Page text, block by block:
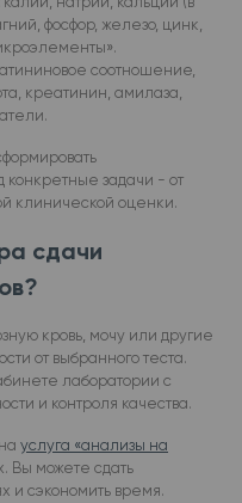
фосфор, железо, цинк,
соотношение,
креатинин, амилаза,
задачи - от
клинической оценки.
сдачи
кровь, мочу или другие
от выбранного теста.
лаборатории с
и контроля качества.
услуга «анализы на
Вы можете сдать
и сэкономить время.